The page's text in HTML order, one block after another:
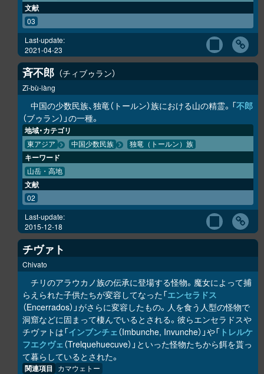
文献
03
Last-update:
2021-04-23
斉不郎 チィブゥラン
Zī-bù-làng
中国の少数民族、独竜（トールン）族における山の精霊。「不郎
（ブゥラン）」の一種。
地域・カテゴリ
東アジア 中国少数民族 独竜（トールン）族
キーワード
山岳・高地
文献
02
Last-update:
2015-12-18
チヴァト
Chivato
チリのアラウカノ族の伝承に登場する怪物。魔女によって捕
らえられた子供たちが変容してなった「エンセラドス
（Encerrados）」がさらに変容したもの。人を食う人型の怪物で
洞窟などに固まって棲んでいるとされる。彼らエンセラドスや
チヴァトは「インブンチェ（Imbunche, Invunche）」や「 トレルケ
フエクヴェ（Trelquehuecuve）」といった怪物たちから餌を貰っ
て暮らしているとされた。
関連項目 カマウェトー